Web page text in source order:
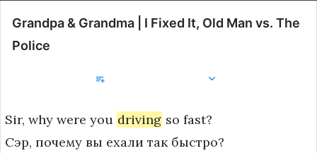
Grandpa & Grandma | I Fixed It, Old Man vs. The
Police
Добавить в библиотеку
Sir, why were you driving so fast?
Сэр, почему вы ехали так быстро?